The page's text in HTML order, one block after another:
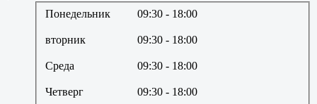
Понедельник 09:30 - 18:00
вторник 09:30 - 18:00
Среда 09:30 - 18:00
Четверг 09:30 - 18:00